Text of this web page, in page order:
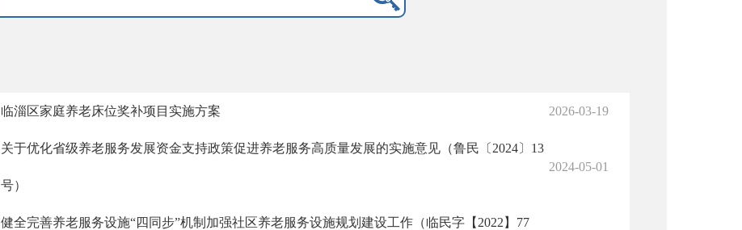
临淄区家庭养老床位奖补项目实施方案 2026-03-19
关于优化省级养老服务发展资金支持政策促进养老服务高质量发展的实施意见（鲁民〔2024〕13
号）
2024-05-01
健全完善养老服务设施“四同步”机制加强社区养老服务设施规划建设工作（临民字【2022】77